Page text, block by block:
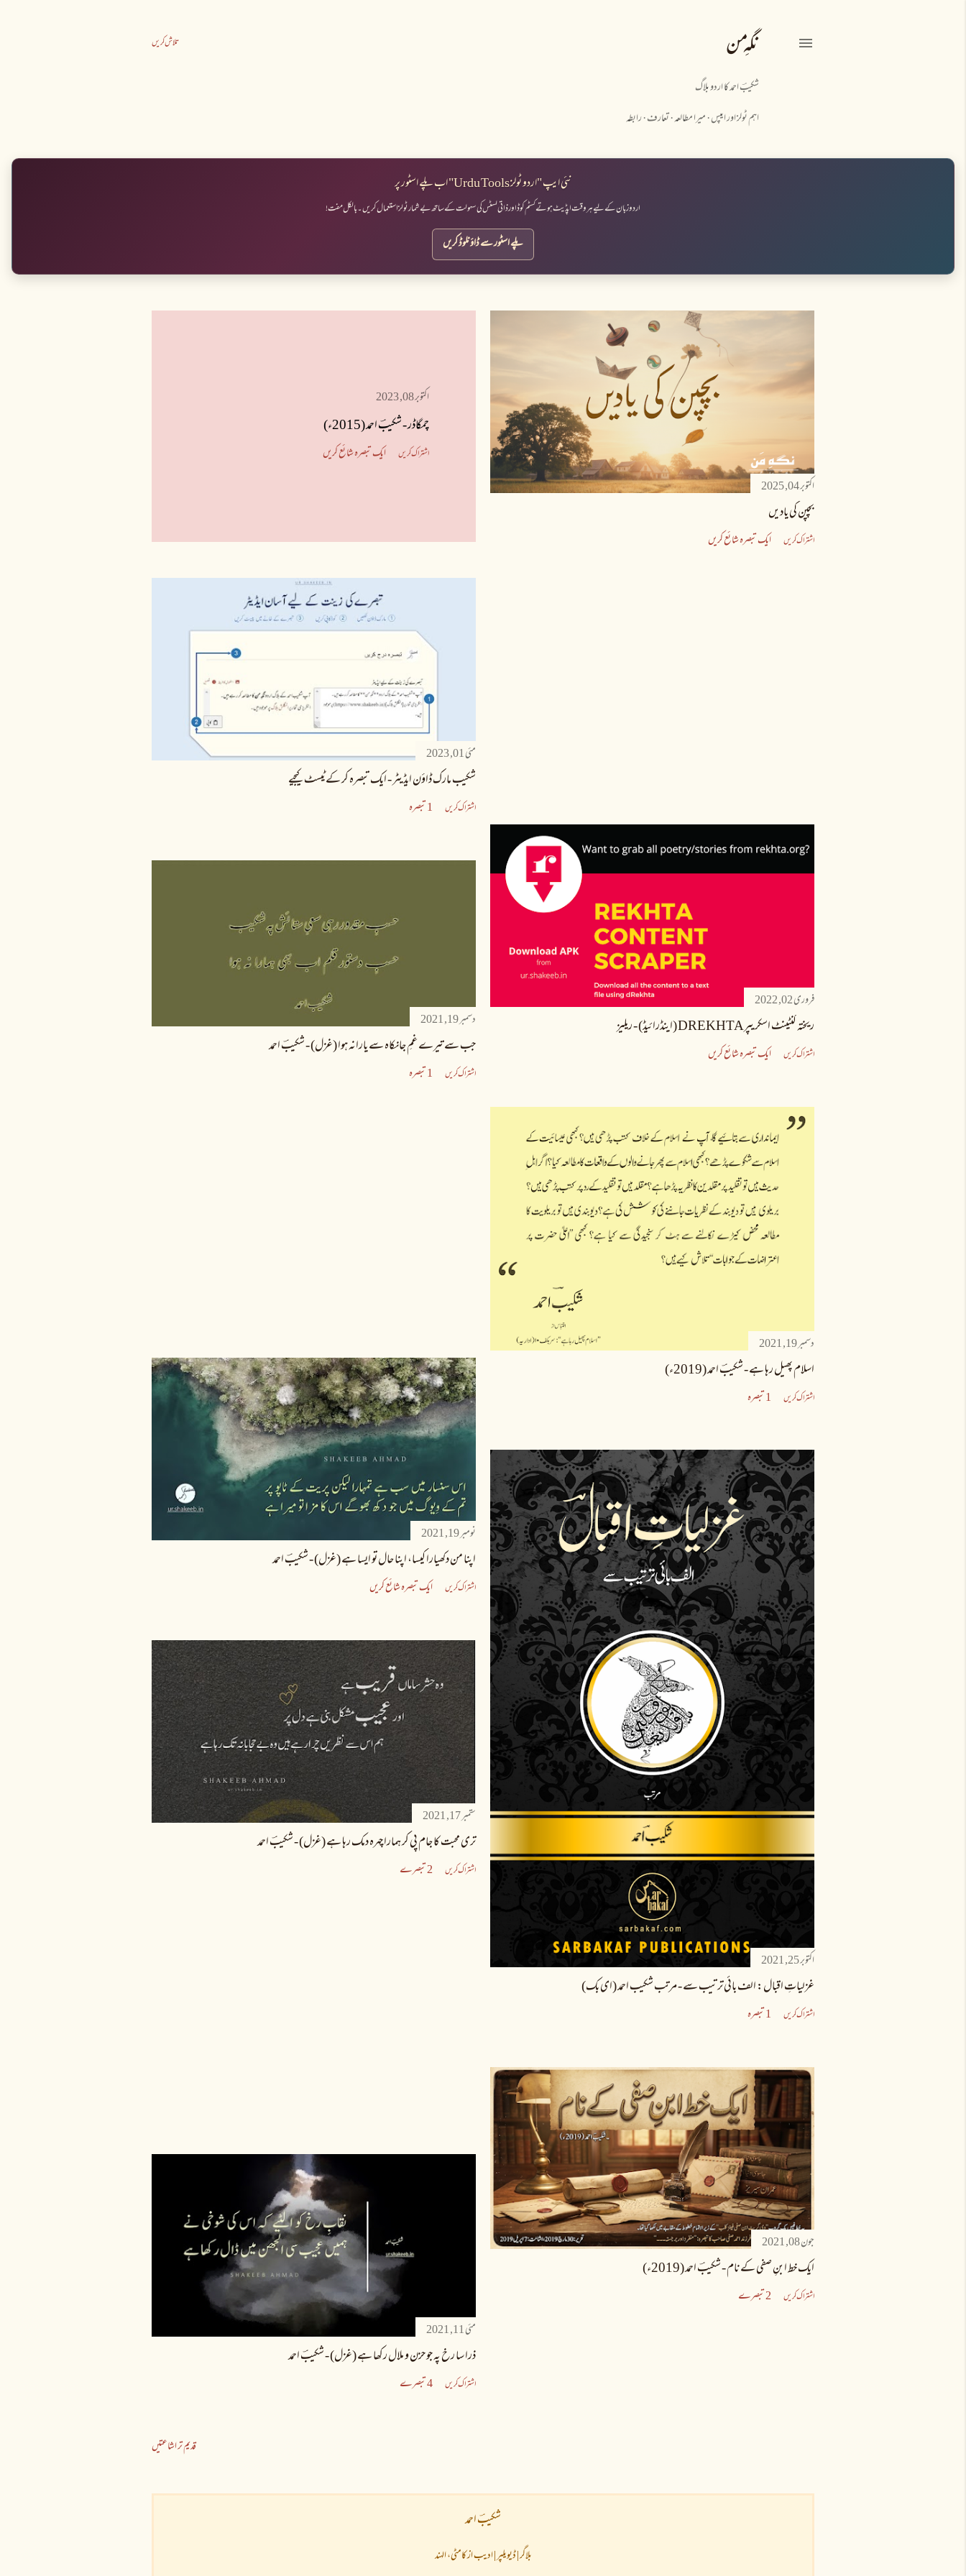
تلاش کریں نگہِ من
شکیبؔ احمد کا اردو بلاگ
اہم ٹولز اور ایپس میرا مطالعہ تعارف رابطہ
نئی ایپ "اردو ٹولز Urdu Tools" اب پلے اسٹور پر
اردو زبان کے لیے ہر وقت اپڈیٹ ہوتے کسٹم کوڈ اور ذاتی لسٹس کی سہولت کے ساتھ بے شمار ٹولز استعمال کریں۔ بالکل مفت!
پلے اسٹور سے ڈاؤنلوڈ کریں
ا
ت
ی
ں
اکتوبر 04, 2025
بچپن کی یادیں
اشتراک کریں ایک تبصرہ شائع کریں
اکتوبر 08, 2023
چمگاڈر - شکیبؔ احمد (2015ء)
اشتراک کریں ایک تبصرہ شائع کریں
مئی 01, 2023
شکیب مارک ڈاؤن ایڈیٹر - ایک تبصرہ کر کے ٹیسٹ کیجیے
اشتراک کریں 1 تبصرہ
فروری 02, 2022
ریختہ کنٹینٹ اسکریپرDREKHTA (اینڈرائیڈ) - ریلیز
اشتراک کریں ایک تبصرہ شائع کریں
دسمبر 19, 2021
جب سے تیرے غمِ جانکاہ سے یارانہ ہوا (غزل) - شکیبؔ احمد
اشتراک کریں 1 تبصرہ
دسمبر 19, 2021
اسلام پھیل رہا ہے - شکیبؔ احمد (2019ء)
اشتراک کریں 1 تبصرہ
نومبر 19, 2021
اپنا من دکھیارا کیسا، اپنا حال تو ایسا ہے (غزل) - شکیبؔ احمد
اشتراک کریں ایک تبصرہ شائع کریں
اکتوبر 25, 2021
غزلیاتِ اقبال: الف بائی ترتیب سے - مرتب شکیب احمد (ای بک)
اشتراک کریں 1 تبصرہ
ستمبر 17, 2021
تری محبت کا جام پی کر ہمارا چہرہ دمک رہا ہے (غزل) - شکیبؔ احمد
اشتراک کریں 2 تبصرے
جون 08, 2021
ایک خط ابنِ صفی کے نام - شکیبؔ احمد (2019ء)
اشتراک کریں
2 تبصرے
مئی 11, 2021
ذرا سا رخ پہ جو حزن و ملال رکھا ہے (غزل) - شکیبؔ احمد
اشتراک کریں 4 تبصرے
قدیم تر اشاعتیں
شکیبؔ احمد
بلاگر | ڈیویلپر | ادیب از کامٹی، الہند